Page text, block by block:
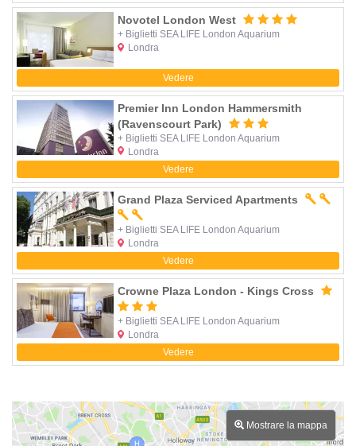
Novotel London West
+ Biglietti SEA LIFE London Aquarium
Londra
Vedere
Premier Inn London Hammersmith
(Ravenscourt Park)
+ Biglietti SEA LIFE London Aquarium
Londra
Vedere
Grand Plaza Serviced Apartments
+ Biglietti SEA LIFE London Aquarium
Londra
Vedere
Crowne Plaza London - Kings Cross
+ Biglietti SEA LIFE London Aquarium
Londra
Vedere
Mostrare la mappa